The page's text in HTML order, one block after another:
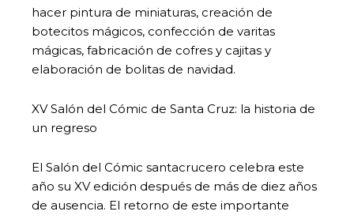
hacer pintura de miniaturas, creación de
botecitos mágicos, confección de varitas
mágicas, fabricación de cofres y cajitas y
elaboración de bolitas de navidad.
XV Salón del Cómic de Santa Cruz: la historia de
un regreso
El Salón del Cómic santacrucero celebra este
año su XV edición después de más de diez años
de ausencia. El retorno de este importante